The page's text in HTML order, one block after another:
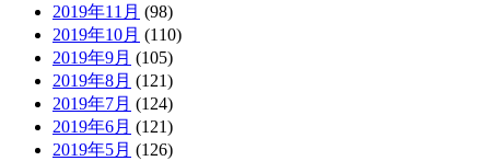
2019年11月 (98)
2019年10月 (110)
2019年9月 (105)
2019年8月 (121)
2019年7月 (124)
2019年6月 (121)
2019年5月 (126)